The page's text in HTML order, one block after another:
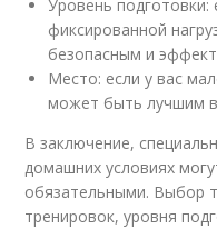
Уровень
фиксированной
безопасным и
Место: если у вас
может быть лучшим
В заключение,
домашних условиях
обязательными. Выбор
тренировок, уровня